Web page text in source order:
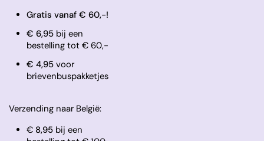
Gratis vanaf € 60,-!
€ 6,95 bij een
bestelling tot € 60,-
​€ 4,95 voor
brievenbuspakketjes
Verzending naar België:
€ 8,95bij een